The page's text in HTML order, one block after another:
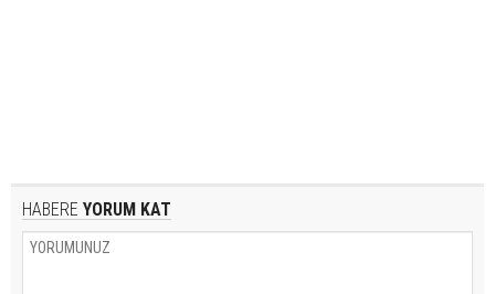
HABERE YORUM KAT